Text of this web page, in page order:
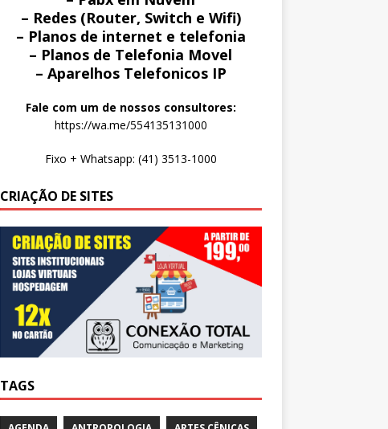
– Redes (Router, Switch e Wifi)
– Planos de internet e telefonia
– Planos de Telefonia Movel
– Aparelhos Telefonicos IP
Fale com um de nossos consultores:
https://wa.me/554135131000
Fixo + Whatsapp: (41) 3513-1000
CRIAÇÃO DE SITES
TAGS